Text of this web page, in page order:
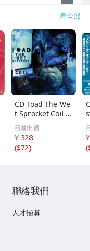
看全部
CD Toad The We
t Sprocket Coil C
K67862 Columbi
a /00110
目前出價
¥ 328
($72)
(
聯絡我們
人才招募